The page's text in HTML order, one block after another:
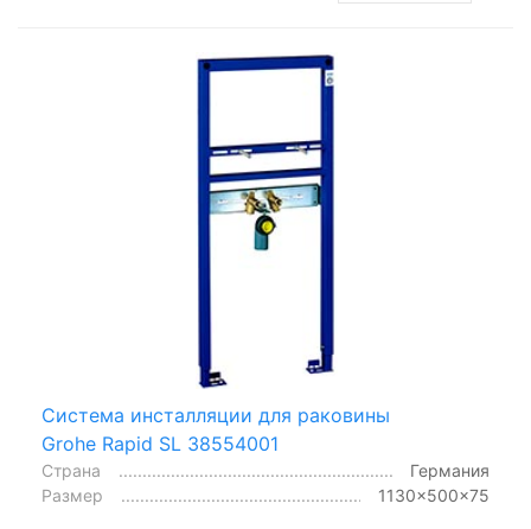
Система инсталляции для раковины
Grohe Rapid SL 38554001
Страна
Германия
Размер
1130x500x75